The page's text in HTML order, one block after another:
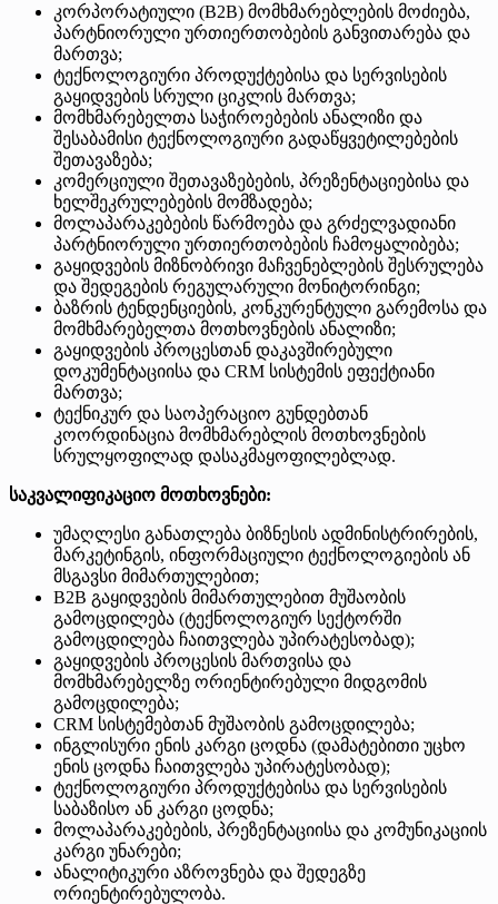
კორპორატიული (B2B) მომხმარებლების მოძიება,
პარტნიორული ურთიერთობების განვითარება და
მართვა;
ტექნოლოგიური პროდუქტებისა და სერვისების
გაყიდვების სრული ციკლის მართვა;
მომხმარებელთა საჭიროებების ანალიზი და
შესაბამისი ტექნოლოგიური გადაწყვეტილებების
შეთავაზება;
კომერციული შეთავაზებების, პრეზენტაციებისა და
ხელშეკრულებების მომზადება;
მოლაპარაკებების წარმოება და გრძელვადიანი
პარტნიორული ურთიერთობების ჩამოყალიბება;
გაყიდვების მიზნობრივი მაჩვენებლების შესრულება
და შედეგების რეგულარული მონიტორინგი;
ბაზრის ტენდენციების, კონკურენტული გარემოსა და
მომხმარებელთა მოთხოვნების ანალიზი;
გაყიდვების პროცესთან დაკავშირებული
დოკუმენტაციისა და CRM სისტემის ეფექტიანი
მართვა;
ტექნიკურ და საოპერაციო გუნდებთან
კოორდინაცია მომხმარებლის მოთხოვნების
სრულყოფილად დასაკმაყოფილებლად.
საკვალიფიკაციო მოთხოვნები:
უმაღლესი განათლება ბიზნესის ადმინისტრირების,
მარკეტინგის, ინფორმაციული ტექნოლოგიების ან
მსგავსი მიმართულებით;
B2B გაყიდვების მიმართულებით მუშაობის
გამოცდილება (ტექნოლოგიურ სექტორში
გამოცდილება ჩაითვლება უპირატესობად);
გაყიდვების პროცესის მართვისა და
მომხმარებელზე ორიენტირებული მიდგომის
გამოცდილება;
CRM სისტემებთან მუშაობის გამოცდილება;
ინგლისური ენის კარგი ცოდნა (დამატებითი უცხო
ენის ცოდნა ჩაითვლება უპირატესობად);
ტექნოლოგიური პროდუქტებისა და სერვისების
საბაზისო ან კარგი ცოდნა;
მოლაპარაკებების, პრეზენტაციისა და კომუნიკაციის
კარგი უნარები;
ანალიტიკური აზროვნება და შედეგზე
ორიენტირებულობა.